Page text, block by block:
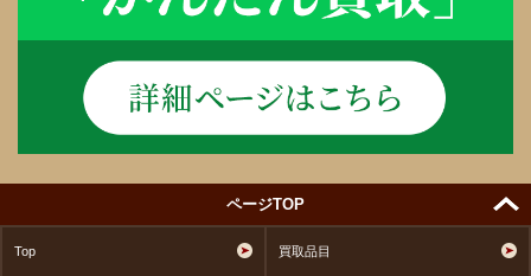
ページTOP
Top 買取品目